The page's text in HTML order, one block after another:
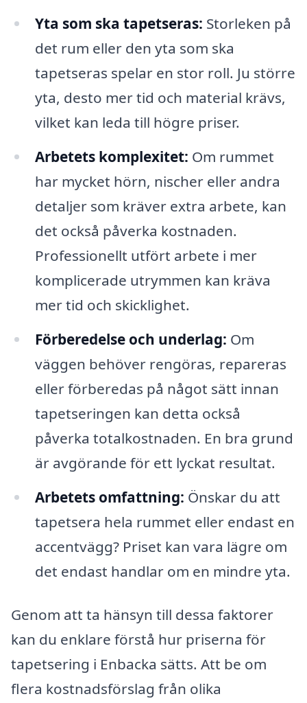
Yta som ska tapetseras: Storleken på
det rum eller den yta som ska
tapetseras spelar en stor roll. Ju större
yta, desto mer tid och material krävs,
vilket kan leda till högre priser.
Arbetets komplexitet: Om rummet
har mycket hörn, nischer eller andra
detaljer som kräver extra arbete, kan
det också påverka kostnaden.
Professionellt utfört arbete i mer
komplicerade utrymmen kan kräva
mer tid och skicklighet.
Förberedelse och underlag: Om
väggen behöver rengöras, repareras
eller förberedas på något sätt innan
tapetseringen kan detta också
påverka totalkostnaden. En bra grund
är avgörande för ett lyckat resultat.
Arbetets omfattning: Önskar du att
tapetsera hela rummet eller endast en
accentvägg? Priset kan vara lägre om
det endast handlar om en mindre yta.
Genom att ta hänsyn till dessa faktorer
kan du enklare förstå hur priserna för
tapetsering i Enbacka sätts. Att be om
flera kostnadsförslag från olika